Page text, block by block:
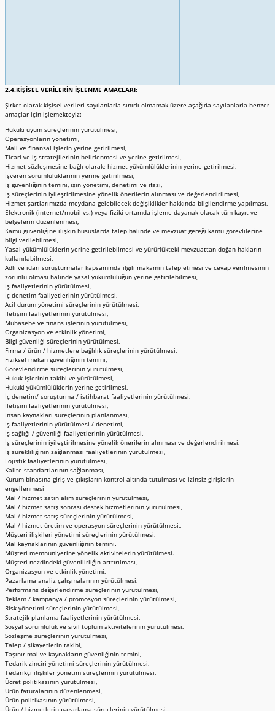
2.4.KİŞİSEL VERİLERİN İŞLENME AMAÇLARI:
Şirket olarak kişisel verileri sayılanlarla sınırlı olmamak üzere aşağıda sayılanlarla benzer
amaçlar için işlemekteyiz:
Hukuki uyum süreçlerinin yürütülmesi,
Operasyonların yönetimi,
Mali ve finansal işlerin yerine getirilmesi,
Ticari ve iş stratejilerinin belirlenmesi ve yerine getirilmesi,
Hizmet sözleşmesine bağlı olarak; hizmet yükümlülüklerinin yerine getirilmesi,
İşveren sorumluluklarının yerine getirilmesi,
İş güvenliğinin temini, işin yönetimi, denetimi ve ifası,
İş süreçlerinin iyileştirilmesine yönelik önerilerin alınması ve değerlendirilmesi,
Hizmet şartlarımızda meydana gelebilecek değişiklikler hakkında bilgilendirme yapılması,
Elektronik (internet/mobil vs.) veya fiziki ortamda işleme dayanak olacak tüm kayıt ve
belgelerin düzenlenmesi,
Kamu güvenliğine ilişkin hususlarda talep halinde ve mevzuat gereği kamu görevlilerine
bilgi verilebilmesi,
Yasal yükümlülüklerin yerine getirilebilmesi ve yürürlükteki mevzuattan doğan hakların
kullanılabilmesi,
Adli ve idari soruşturmalar kapsamında ilgili makamın talep etmesi ve cevap verilmesinin
zorunlu olması halinde yasal yükümlülüğün yerine getirilebilmesi,
İş faaliyetlerinin yürütülmesi,
İç denetim faaliyetlerinin yürütülmesi,
Acil durum yönetimi süreçlerinin yürütülmesi,
İletişim faaliyetlerinin yürütülmesi,
Muhasebe ve finans işlerinin yürütülmesi,
Organizasyon ve etkinlik yönetimi,
Bilgi güvenliği süreçlerinin yürütülmesi,
Firma / ürün / hizmetlere bağlılık süreçlerinin yürütülmesi,
Fiziksel mekan güvenliğinin temini,
Görevlendirme süreçlerinin yürütülmesi,
Hukuk işlerinin takibi ve yürütülmesi,
Hukuki yükümlülüklerin yerine getirilmesi,
İç denetim/ soruşturma / istihbarat faaliyetlerinin yürütülmesi,
İletişim faaliyetlerinin yürütülmesi,
İnsan kaynakları süreçlerinin planlanması,
İş faaliyetlerinin yürütülmesi / denetimi,
İş sağlığı / güvenliği faaliyetlerinin yürütülmesi,
İş süreçlerinin iyileştirilmesine yönelik önerilerin alınması ve değerlendirilmesi,
İş sürekliliğinin sağlanması faaliyetlerinin yürütülmesi,
Lojistik faaliyetlerinin yürütülmesi,
Kalite standartlarının sağlanması,
Kurum binasına giriş ve çıkışların kontrol altında tutulması ve izinsiz girişlerin
engellenmesi
Mal / hizmet satın alım süreçlerinin yürütülmesi,
Mal / hizmet satış sonrası destek hizmetlerinin yürütülmesi,
Mal / hizmet satış süreçlerinin yürütülmesi,
Mal / hizmet üretim ve operasyon süreçlerinin yürütülmesi,,
Müşteri ilişkileri yönetimi süreçlerinin yürütülmesi,
Mal kaynaklarının güvenliğinin temini.
Müşteri memnuniyetine yönelik aktivitelerin yürütülmesi.
Müşteri nezdindeki güvenilirliğin arttırılması,
Organizasyon ve etkinlik yönetimi,
Pazarlama analiz çalışmalarının yürütülmesi,
Performans değerlendirme süreçlerinin yürütülmesi,
Reklam / kampanya / promosyon süreçlerinin yürütülmesi,
Risk yönetimi süreçlerinin yürütülmesi,
Stratejik planlama faaliyetlerinin yürütülmesi,
Sosyal sorumluluk ve sivil toplum aktivitelerinin yürütülmesi,
Sözleşme süreçlerinin yürütülmesi,
Talep / şikayetlerin takibi,
Taşınır mal ve kaynakların güvenliğinin temini,
Tedarik zinciri yönetimi süreçlerinin yürütülmesi,
Tedarikçi ilişkiler yönetim süreçlerinin yürütülmesi,
Ücret politikasının yürütülmesi,
Ürün faturalarının düzenlenmesi,
Ürün politikasının yürütülmesi,
Ürün / hizmetlerin pazarlama süreçlerinin yürütülmesi,